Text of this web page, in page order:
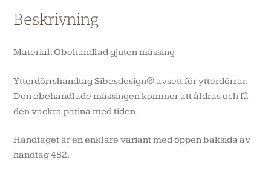
Beskrivning
Material: Obehandlad gjuten mässing
Ytterdörrshandtag Sibesdesign® avsett för ytterdörrar.
Den obehandlade mässingen kommer att åldras och få
den vackra patina med tiden.
Handtaget är en enklare variant med öppen baksida av
handtag 482.